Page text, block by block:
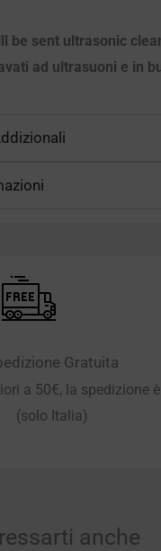
be sent ultrasonic
ad ultrasuoni e in
Gratuita
a 50€, la spedizione
(solo Italia)
anche